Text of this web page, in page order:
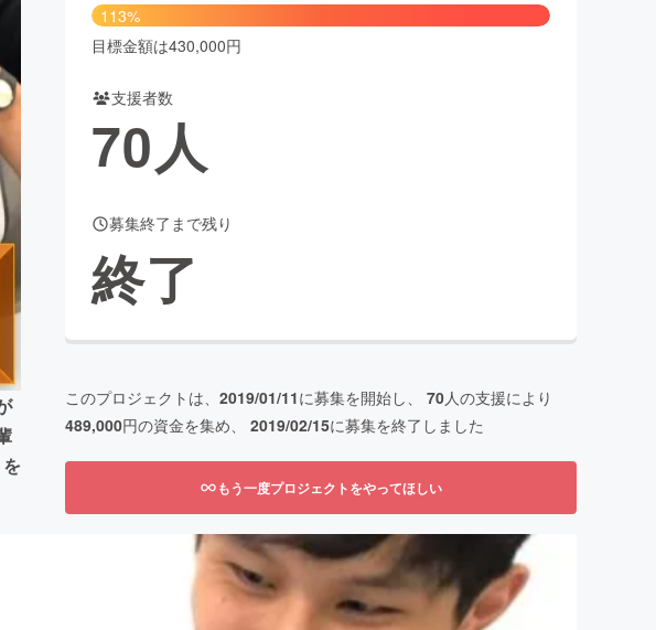
ーティー・ヘルスケア
Creation
ュニティ
113%
目標金額は430,000円
支援者数
70人
募集終了まで残り
終了
このプロジェクトは、 2019/01/11に募集を開始し、 70人の支援により
489,000円の資金を集め、 2019/02/15に募集を終了しました
もう一度プロジェクトをやってほしい